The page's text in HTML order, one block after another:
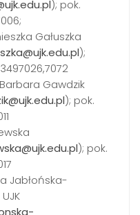
); pok.
Gałuszka
);
Gawdzik
); pok.
); pok.
Jabłońska-